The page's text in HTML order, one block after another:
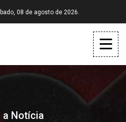
08 de agosto de 2026.
a Notícia